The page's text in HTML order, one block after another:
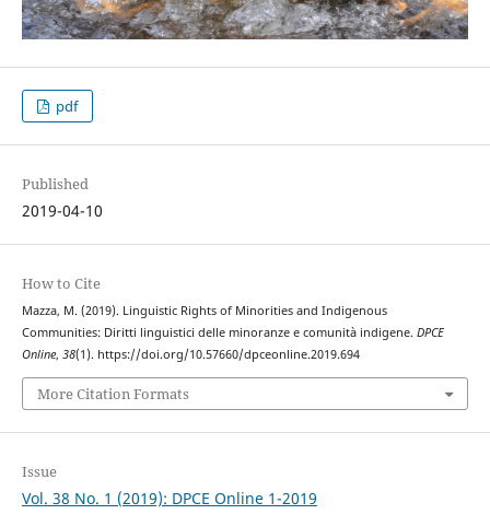
pdf
Published
2019-04-10
How to Cite
Mazza, M. (2019). Linguistic Rights of Minorities and Indigenous
Communities: Diritti linguistici delle minoranze e comunità indigene. DPCE
Online, 38(1). https://doi.org/10.57660/dpceonline.2019.694
More Citation Formats
Issue
Vol. 38 No. 1 (2019): DPCE Online 1-2019